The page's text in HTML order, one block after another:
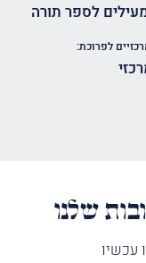
לספר תורה
לפרוכת:
שלנו
עכשיו